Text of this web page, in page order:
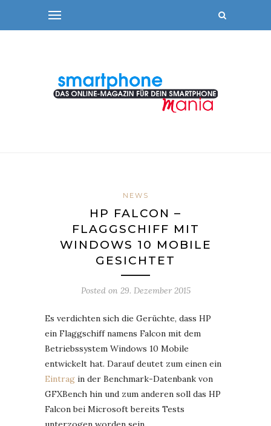
NEWS
HP FALCON –
FLAGGSCHIFF MIT
WINDOWS 10 MOBILE
GESICHTET
Posted on 29. Dezember 2015
Es verdichten sich die Gerüchte, dass HP
ein Flaggschiff namens Falcon mit dem
Betriebssystem Windows 10 Mobile
entwickelt hat. Darauf deutet zum einen ein
Eintrag in der Benchmark-Datenbank von
GFXBench hin und zum anderen soll das HP
Falcon bei Microsoft bereits Tests